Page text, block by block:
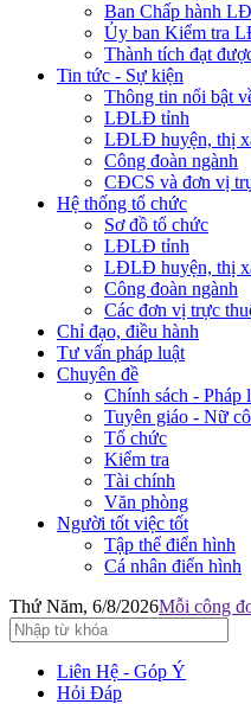
Ban Chấp hành
Ủy ban Kiểm tra
Thành tích đạt
Tin tức - Sự kiện
Thông tin nổi bật
LĐLĐ tỉnh
LĐLĐ huyện, thị
Công đoàn ngành
CĐCS và đơn vị
Hệ thống tổ chức
Sơ đồ tổ chức
LĐLĐ tỉnh
LĐLĐ huyện, thị
Công đoàn ngành
Các đơn vị trực
Chỉ đạo, điều hành
Tư vấn pháp luật
Chuyên đề
Chính sách - Pháp
Tuyên giáo - Nữ
Tổ chức
Kiểm tra
Tài chính
Văn phòng
Người tốt việc tốt
Tập thể điển hình
Cá nhân điển hình
Thứ Năm, 6/8/2026Mỗi công
Liên Hệ - Góp Ý
Hỏi Đáp